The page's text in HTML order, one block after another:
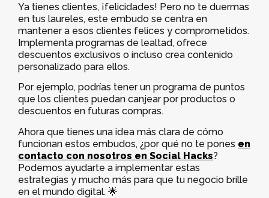
Ya tienes clientes, ¡felicidades! Pero no te duermas
en tus laureles, este embudo se centra en
mantener a esos clientes felices y comprometidos.
Implementa programas de lealtad, ofrece
descuentos exclusivos o incluso crea contenido
personalizado para ellos.
Por ejemplo, podrías tener un programa de puntos
que los clientes puedan canjear por productos o
descuentos en futuras compras.
Ahora que tienes una idea más clara de cómo
funcionan estos embudos, ¿por qué no te pones en
contacto con nosotros en Social Hacks?
Podemos ayudarte a implementar estas
estrategias y mucho más para que tu negocio brille
en el mundo digital. 🌟